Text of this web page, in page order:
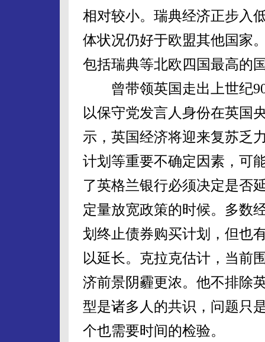
相对较小。瑞典经济正步入
体状况仍好于欧盟其他国家
包括瑞典等北欧四国最高的
曾带领英国走出上世纪90
以保守党发言人身份在英国
示，英国经济将迎来复苏乏
计划等重要不确定因素，可
了英格兰银行必须决定是否
定量放宽政策的时候。多数
划终止债券购买计划，但也
以延长。克拉克估计，当前
济前景阴霾更浓。他不排除
型是诸多人的共识，问题只
个也需要时间的检验。